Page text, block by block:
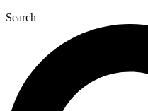
Search